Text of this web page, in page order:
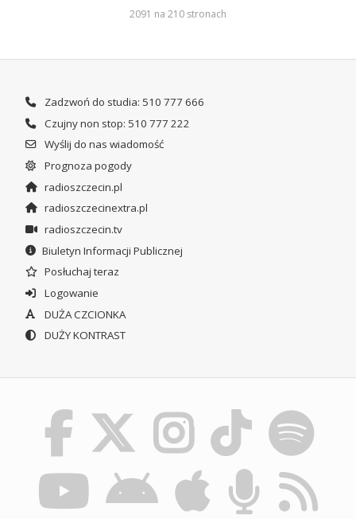
2091 na 210 stronach
Zadzwoń do studia: 510 777 666
Czujny non stop: 510 777 222
Wyślij do nas wiadomość
Prognoza pogody
radioszczecin.pl
radioszczecinextra.pl
radioszczecin.tv
Biuletyn Informacji Publicznej
Posłuchaj teraz
Logowanie
DUŻA CZCIONKA
DUŻY KONTRAST